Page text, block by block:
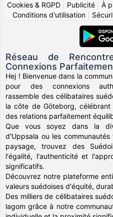
Cookies & RGPD
Publicité À
Conditions d'utilisation|
Réseau de
Connexions
Hej ! Bienvenue dans la
pour des connexions
rassemble des célibataires
la côte de Göteborg,
des relations parfaitement
Que vous soyez dans la
d'Uppsala ou les
paysage, trouvez des
l'égalité, l'authenticité et
significatifs.
Découvrez notre plateforme
valeurs suédoises d'équité,
Des milliers de célibataires
lagom grâce à notre